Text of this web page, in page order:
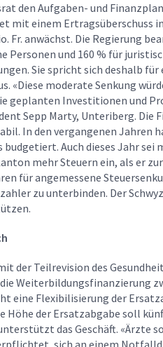
den Aufgaben- und
mit einem Ertragsüberschuss
Fr. anwächst. Die Regierung
Personen und 160 % für
Sie spricht sich deshalb für
«Diese moderate Senkung
geplanten Investitionen und
Sepp Marty, Unteriberg. Die
In den vergangenen Jahren
budgetiert. Auch dieses Jahr sei
mehr Steuern ein, als er
für angemessene
zu unterbinden. Der
der Teilrevision des
Weiterbildungsfinanzierung
eine Flexibilisierung der
der Ersatzabgabe soll
das Geschäft. «Ärzte
sich an einem